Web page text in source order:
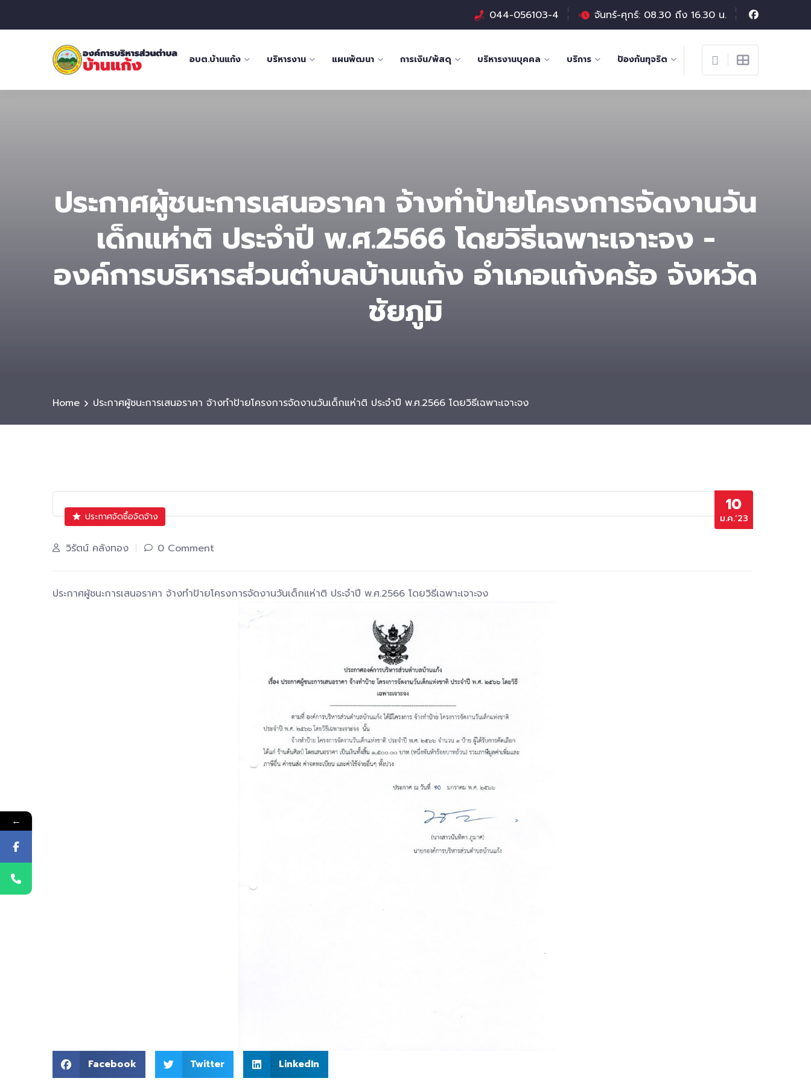
044-056103-4 จันทร์-ศุกร์: 08.30 ถึง 16.30 น.
อบต.บ้านแก้ง บริหารงาน แผนพัฒนา การเงิน/พัสดุ บริหารงานบุคคล บริการ ป้องกันทุจริต
ประกาศผู้ชนะการเสนอราคา จ้างทำป้ายโครงการจัดงานวัน
เด็กแห่าติ ประจำปี พ.ศ.2566 โดยวิธีเฉพาะเจาะจง -
องค์การบริหารส่วนตําบลบ้านแก้ง อำเภอแก้งคร้อ จังหวัด
ชัยภูมิ
Home ประกาศผู้ชนะการเสนอราคา จ้างทำป้ายโครงการจัดงานวันเด็กแห่าติ ประจำปี พ.ศ.2566 โดยวิธีเฉพาะเจาะจง
10
ม.ค.’23
ประกาศจัดซื้อจัดจ้าง
วิรัตน์ คลังทอง 0 Comment
ประกาศผู้ชนะการเสนอราคา จ้างทำป้ายโครงการจัดงานวันเด็กแห่าติ ประจำปี พ.ศ.2566 โดยวิธีเฉพาะเจาะจง
Facebook Twitter LinkedIn
←